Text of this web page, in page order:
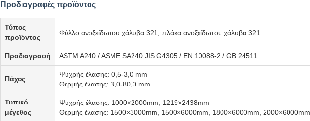
Προδιαγραφές προϊόντος
Τύπος
προϊόντος
Φύλλο ανοξείδωτου χάλυβα 321, πλάκα ανοξείδωτου χάλυβα 321
Προδιαγραφή ASTM A240 / ASME SA240 JIS G4305 / EN 10088-2 / GB 24511
Πάχος
Ψυχρής έλασης: 0,5-3,0 mm
Θερμής έλασης: 3,0-80,0 mm
Τυπικό
μέγεθος
Ψυχρής έλασης: 1000×2000mm, 1219×2438mm
Θερμής έλασης: 1500×3000mm, 1500×6000mm, 1800×6000mm, 2000×6000mm